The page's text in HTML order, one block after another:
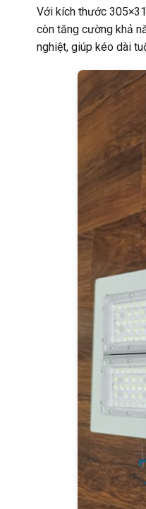
Với kích thước
còn tăng cường khả
nghiệt, giúp kéo dài